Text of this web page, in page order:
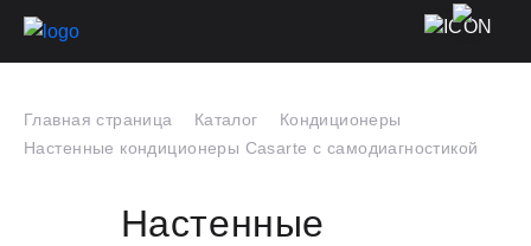
Главная страница Каталог
Кондиционеры
Настенные кондиционеры Casarte с самодиагностикой
Настенные